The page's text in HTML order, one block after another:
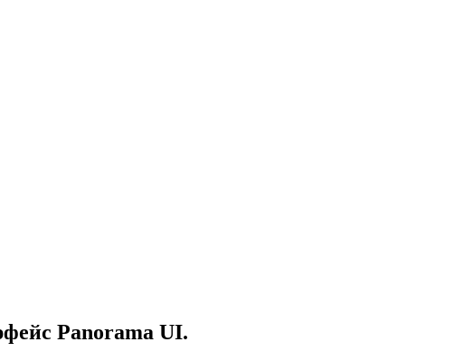
Panorama UI.